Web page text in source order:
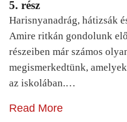
5. rész
Harisnyanadrág, hátizsák
Amire ritkán gondolunk
részeiben már számos
megismerkedtünk,
az iskolában.…
Read More